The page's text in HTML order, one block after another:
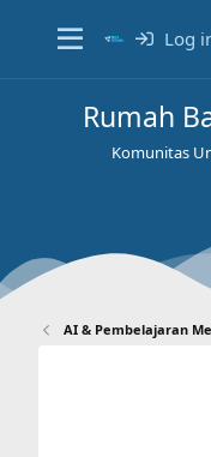
Log
Rumah
Komunitas
AI & Pembelajaran